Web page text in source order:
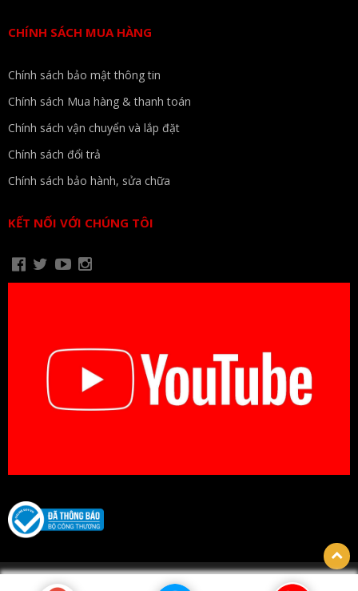
CHÍNH SÁCH MUA HÀNG
Chính sách bảo mật thông tin
Chính sách Mua hàng & thanh toán
Chính sách vận chuyển và lắp đặt
Chính sách đổi trả
Chính sách bảo hành, sửa chữa
KẾT NỐI VỚI CHÚNG TÔI
© Bản quyền thuộc về CÔNG TY TNHH BIDICA. Thiết kế bởi